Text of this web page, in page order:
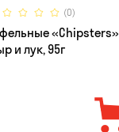
(0)
«Chipsters»
и лук, 95г